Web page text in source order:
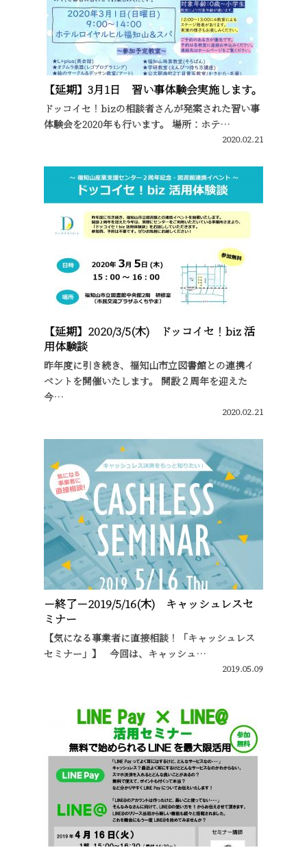
【延期】3月1日 習い事体験会実施します。
ドッコイセ！bizの相談者さんが発案された習い事
体験会を2020年も行います。 場所：ホテ…
2020.02.21
【延期】2020/3/5(木) ドッコイセ！biz 活
用体験談
昨年度に引き続き、福知山市立図書館との連携イ
ベントを開催いたします。 開設２周年を迎えた
今…
2020.02.21
－終了－2019/5/16(木) キャッシュレスセ
ミナー
【気になる事業者に直接相談！「キャッシュレス
セミナー」】 今回は、キャッシュ…
2019.05.09